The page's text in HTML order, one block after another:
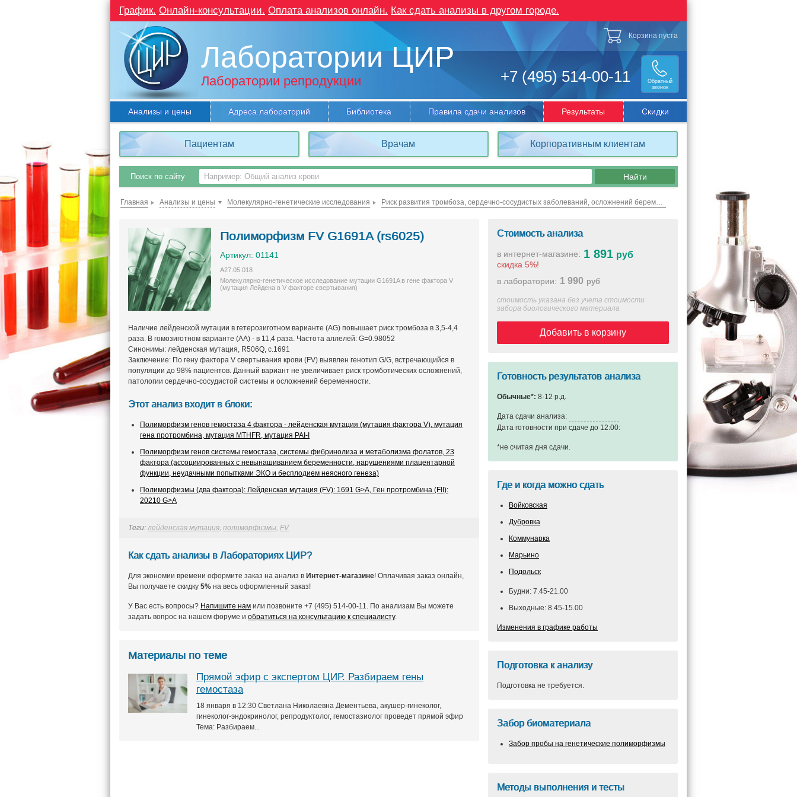
График. Онлайн-консультации. Оплата анализов онлайн. Как сдать анализы в другом городе.
Лаборатории ЦИР
Лаборатории репродукции +7 (495) 514-00-11
Обратный
звонок
Корзина пуста
Анализы и цены Адреса лабораторий Библиотека Правила сдачи анализов Результаты Скидки
Пациентам Врачам Корпоративным клиентам
Поиск по сайту
Главная Анализы и цены Молекулярно-генетические исследования Риск развития тромбоза, сердечно-сосудистых заболеваний, осложнений беременности
Полиморфизм FV G1691A (rs6025)
Артикул: 01141
A27.05.018
Молекулярно-генетическое исследование мутации G1691A в гене фактора V
(мутация Лейдена в V факторе свертывания)
Наличие лейденской мутации в гетерозиготном варианте (AG) повышает риск тромбоза в 3,5-4,4
раза. В гомозиготном варианте (АА) - в 11,4 раза. Частота аллелей: G=0.98052
Синонимы: лейденская мутация, R506Q, с.1691
Заключение: По гену фактора V свертывания крови (FV) выявлен генотип G/G, встречающийся в
популяции до 98% пациентов. Данный вариант не увеличивает риск тромботических осложнений,
патологии сердечно-сосудистой системы и осложнений беременности.
Этот анализ входит в блоки:
Полиморфизм генов гемостаза 4 фактора - лейденская мутация (мутация фактора V), мутация
гена протромбина, мутация MTHFR, мутация PAI-I
Полиморфизм генов системы гемостаза, системы фибринолиза и метаболизма фолатов, 23
фактора (ассоциированных с невынашиванием беременности, нарушениями плацентарной
функции, неудачными попытками ЭКО и бесплодием неясного генеза)
Полиморфизмы (два фактора): Лейденская мутация (FV): 1691 G>A, Ген протромбина (FII):
20210 G>A
Теги: лейденская мутация, полиморфизмы, FV
Как сдать анализы в Лабораториях ЦИР?
Для экономии времени оформите заказ на анализ в Интернет-магазине! Оплачивая заказ онлайн,
Вы получаете скидку 5% на весь оформленный заказ!
У Вас есть вопросы? Напишите нам или позвоните +7 (495) 514-00-11. По анализам Вы можете
задать вопрос на нашем форуме и обратиться на консультацию к специалисту.
Материалы по теме
Прямой эфир с экспертом ЦИР. Разбираем гены
гемостаза
18 января в 12:30 Светлана Николаевна Дементьева, акушер-гинеколог,
гинеколог-эндокринолог, репродуктолог, гемостазиолог проведет прямой эфир
Тема: Разбираем...
Стоимость анализа
в интернет-магазине:
скидка 5%!
1 891 руб
в лаборатории: 1 990 руб
стоимость указана без учета стоимости
забора биологического материала
Добавить в корзину
Готовность результатов анализа
Обычные*: 8-12 р.д.
Дата сдачи анализа:
Дата готовности при сдаче до 12:00:
*не считая дня сдачи.
Где и когда можно сдать
Войковская
Дубровка
Коммунарка
Марьино
Подольск
Будни: 7.45-21.00
Выходные: 8.45-15.00
Изменения в графике работы
Подготовка к анализу
Подготовка не требуется.
Забор биоматериала
Забор пробы на генетические полиморфизмы
Методы выполнения и тесты